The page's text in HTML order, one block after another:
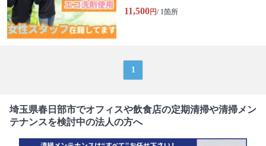
11,500円/ 1箇所
1
埼玉県春日部市でオフィスや飲食店の定期清掃や清掃メン
テナンスを検討中の法人の方へ